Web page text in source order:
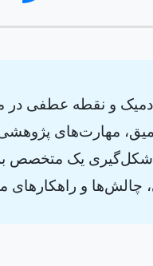
و نقطه عطفی
مهارت‌های
یک متخصص
چالش‌ها و راهکارهای